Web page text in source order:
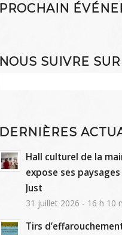
PROCHAIN
NOUS SUIVRE
DERNIÈRES
Hall culturel de la
expose ses
Just
31 juillet 2026 - 16 h 10
Tirs